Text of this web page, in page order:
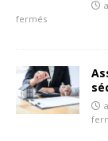
fermés